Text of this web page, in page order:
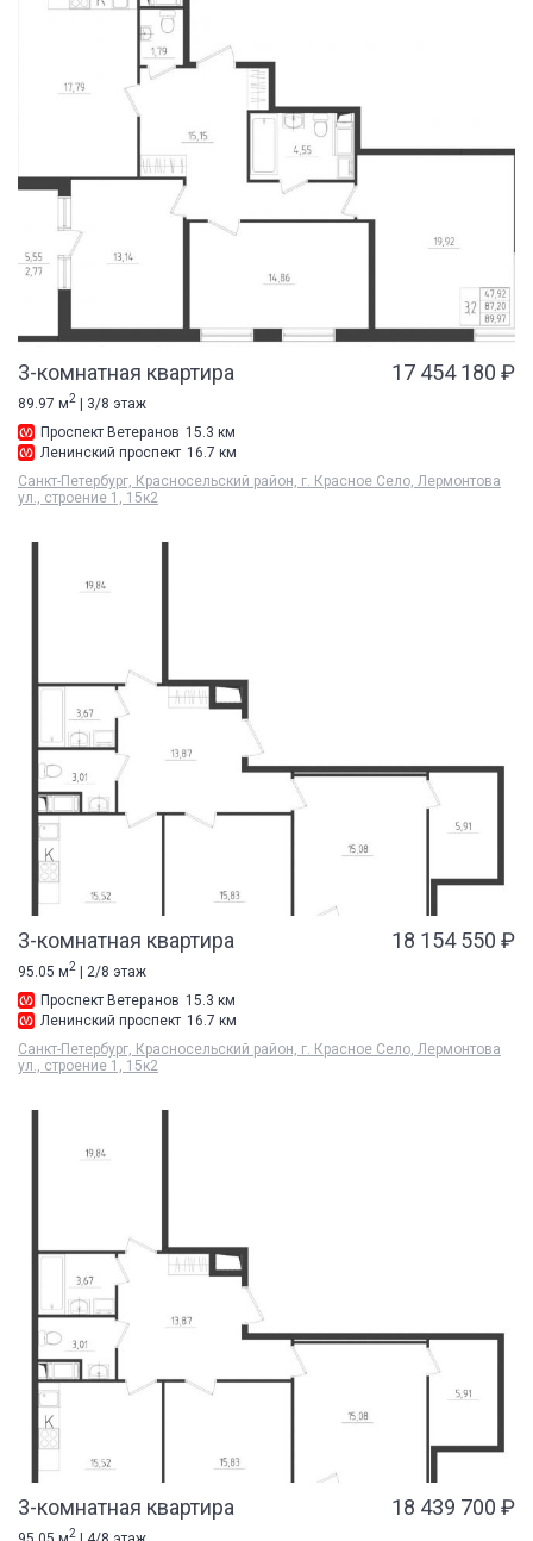
3-комнатная квартира 17 454 180 ₽
89.97 м2
| 3/8 этаж
Проспект Ветеранов 15.3 км
Ленинский проспект 16.7 км
Санкт-Петербург, Красносельский район, г. Красное Село, Лермонтова
ул., строение 1, 15к2
3-комнатная квартира 18 154 550 ₽
95.05 м2 | 2/8 этаж
Проспект Ветеранов 15.3 км
Ленинский проспект 16.7 км
Санкт-Петербург, Красносельский район, г. Красное Село, Лермонтова
ул., строение 1, 15к2
3-комнатная квартира 18 439 700 ₽
2